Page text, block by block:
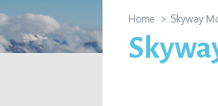
Home Skyway